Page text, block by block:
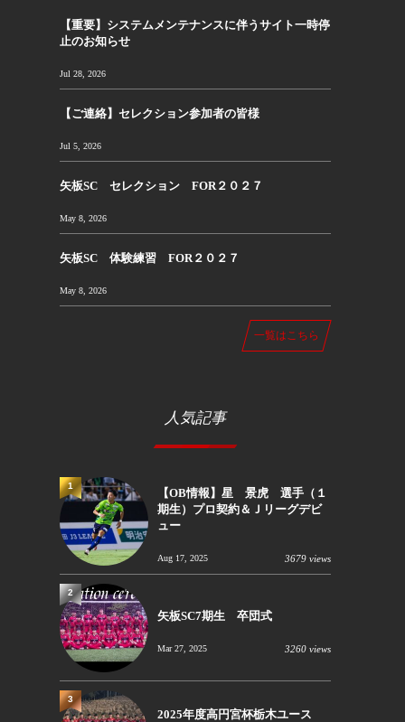
【重要】システムメンテナンスに伴うサイト一時停
止のお知らせ
Jul 28, 2026
【ご連絡】セレクション参加者の皆様
Jul 5, 2026
矢板SC セレクション FOR２０２７
May 8, 2026
矢板SC 体験練習 FOR２０２７
May 8, 2026
一覧はこちら
人気記事
【OB情報】星 景虎 選手（１
期生）プロ契約＆Ｊリーグデビ
ュー
Aug 17, 2025 3679 views
1
矢板SC7期生 卒団式
Mar 27, 2025 3260 views
2
2025年度高円宮杯栃木ユース
3